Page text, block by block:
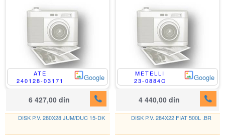
ATE
240128-03171
Google
6 427,00 din
METELLI
23-0884C
Google
4 440,00 din
DISK P.V. 280X28 JUM/DUC 15-DK DISK P.V. 284X22 FIAT 500L .BR